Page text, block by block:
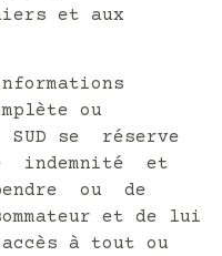
et aux
ou
SUD se réserve
indemnité et
ou de
et de lui
à tout ou